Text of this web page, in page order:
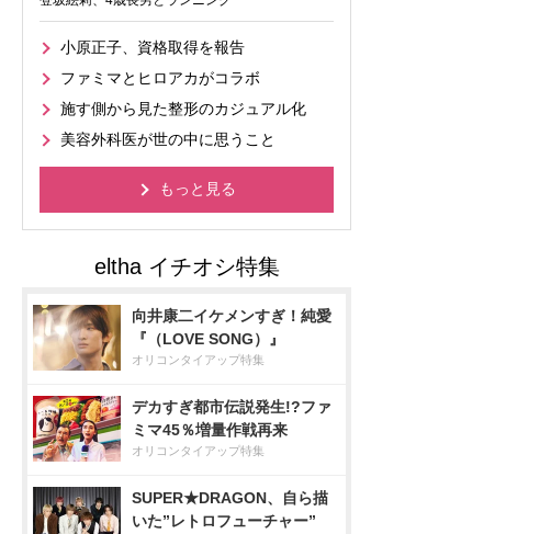
小原正子、資格取得を報告
ファミマとヒロアカがコラボ
施す側から見た整形のカジュアル化
美容外科医が世の中に思うこと
もっと見る
向井康二イケメンすぎ！純愛
『（LOVE SONG）』
オリコンタイアップ特集
デカすぎ都市伝説発生!?ファ
ミマ45％増量作戦再来
オリコンタイアップ特集
SUPER★DRAGON、自ら描
いた”レトロフューチャー”